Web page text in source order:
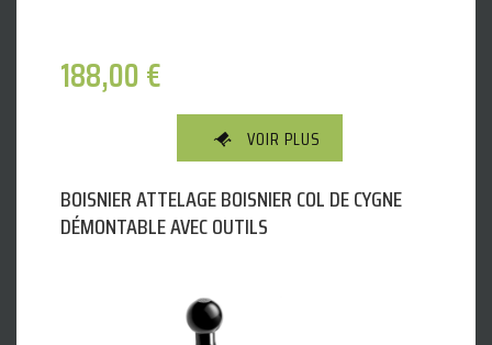
188,00€
VOIR PLUS
BOISNIER ATTELAGE BOISNIER COL DE CYGNE
DÉMONTABLE AVEC OUTILS